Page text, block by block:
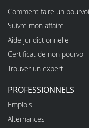
Comment faire un pourvoi
Suivre mon affaire
Aide juridictionnelle
Certificat de non pourvoi
Trouver un expert
PROFESSIONNELS
Emplois
Alternances